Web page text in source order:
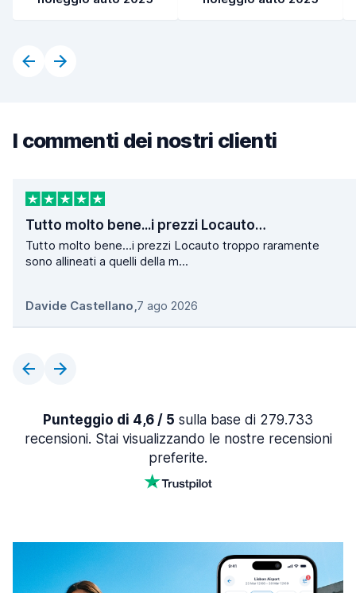
I commenti dei nostri clienti
Tutto molto bene...i prezzi Locauto…
Tutto molto bene...i prezzi Locauto troppo raramente
sono allineati a quelli della m...
Davide Castellano,7 ago 2026
Punteggio di 4,6 / 5 sulla base di 279.733
recensioni. Stai visualizzando le nostre recensioni
preferite.